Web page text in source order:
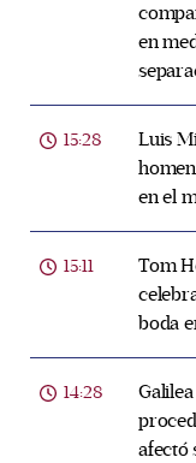
en
15:28
Luis
en el
15:11
Tom
boda
14:28
afectó